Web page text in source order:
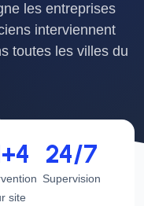
les entreprises
interviennent
toutes les villes du
site
24/7
Supervision